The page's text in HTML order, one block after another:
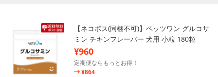
【ネコポス(同梱不可)】ベッツワン グルコサ
ミン チキンフレーバー 犬用 小粒 180粒
¥960
定期便ならもっとお得！
¥864